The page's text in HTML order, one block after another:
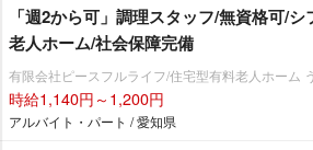
「週2から可」調理スタッフ/無資格可/
老人ホーム/社会保障完備
有限会社ピースフルライフ/住宅型有料老人ホーム
時給1,140円～1,200円
アルバイト・パート / 愛知県